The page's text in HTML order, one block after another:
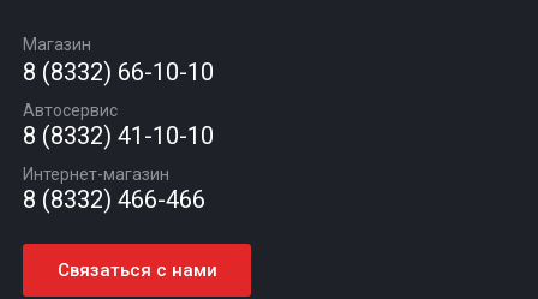
Автомасла
Шиномонтаж
Гарантии и возврат
Вакансии
Новости
Статьи
Контакты
Магазин
8 (8332) 66-10-10
Автосервис
8 (8332) 41-10-10
Интернет-магазин
8 (8332) 466-466
Связаться с нами